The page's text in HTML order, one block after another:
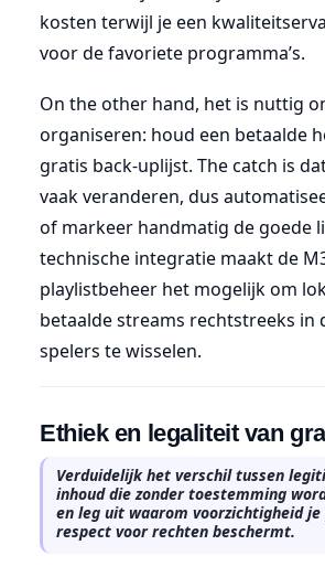
kosten terwijl je een
voor de favoriete programma’s.
On the other hand, het is nuttig
organiseren: houd een betaalde
gratis back-uplijst. The catch is
vaak veranderen, dus
of markeer handmatig de goede
technische integratie maakt de
playlistbeheer het mogelijk om
betaalde streams rechtstreeks in
spelers te wisselen.
Ethiek en legaliteit van
Verduidelijk het verschil tussen
inhoud die zonder toestemming
en leg uit waarom voorzichtigheid
respect voor rechten beschermt.